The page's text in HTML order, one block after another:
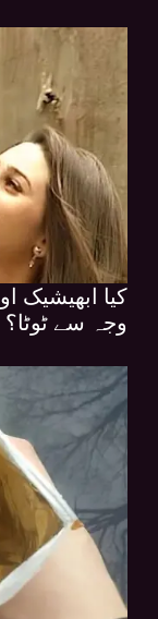
کیا ابھیشیک
وجہ سے ٹوٹا؟ 22 سال بعد اصل راز سامنے آگیا